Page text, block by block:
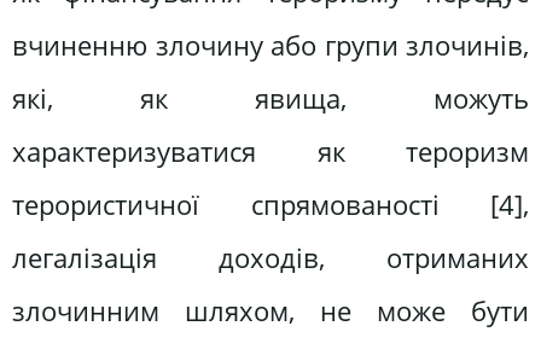
вчиненню злочину або групи злочинів,
які, як явища, можуть
характеризуватися як тероризм
терористичної спрямованості [4],
легалізація доходів, отриманих
злочинним шляхом, не може бути